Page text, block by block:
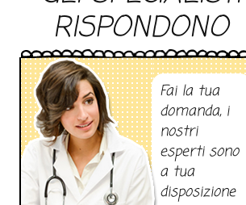
RISPONDONO
Fai la tua
domanda, i
nostri
esperti sono
a tua
disposizione